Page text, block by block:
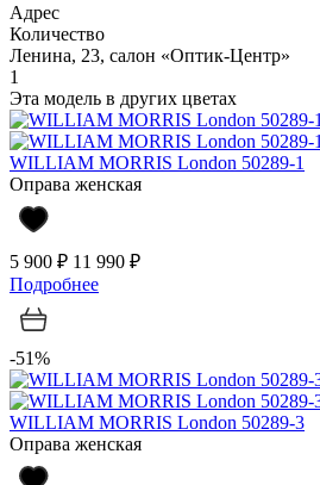
Адрес
Количество
Ленина, 23, салон «Оптик-Центр»
1
Эта модель в других цветах
WILLIAM MORRIS London 50289-1
Оправа женская
5 900 ₽ 11 990 ₽
Подробнее
-51%
WILLIAM MORRIS London 50289-3
Оправа женская